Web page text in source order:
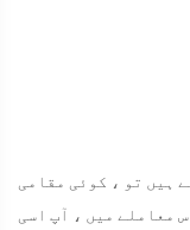
ہیں تو ، کوئی مقامی
معاملے میں ، آپ اسی